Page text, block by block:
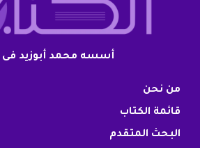
أسسه محمد أبوزيد فى 2007
من نحن
قائمة الكتاب
البحث المتقدم